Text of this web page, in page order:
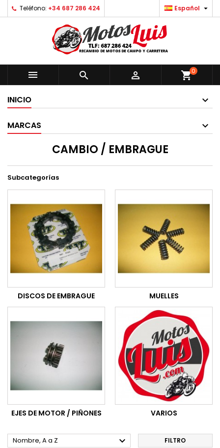
Teléfono: +34 687 286 424 Español 
   shopping_cart0
INICIO
MARCAS
CAMBIO / EMBRAGUE
Subcategorías
DISCOS DE EMBRAGUE MUELLES
EJES DE MOTOR / PIÑONES VARIOS
Nombre, A a Z  FILTRO